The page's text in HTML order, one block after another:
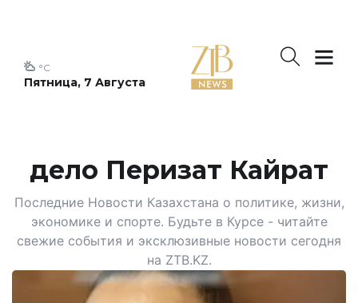
Пятница, 7 Августа
°C
дело Перизат Кайрат
Последние Новости Казахстана о политике, жизни,
экономике и спорте. Будьте в Курсе - читайте
свежие события и эксклюзивные новости сегодня
на ZTB.KZ.